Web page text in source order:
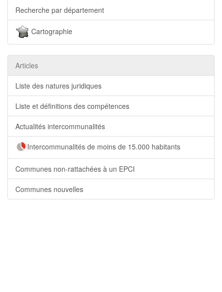
Recherche par département
Cartographie
Articles
Liste des natures juridiques
Liste et définitions des compétences
Actualités intercommunalités
Intercommunalités de moins de 15.000 habitants
Communes non-rattachées à un EPCI
Communes nouvelles